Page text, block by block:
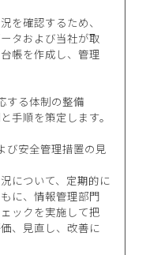
を確認するため、
タおよび当社が取
帳を作成し、管理
する体制の整備
手順を策定します。
び安全管理措置の見
について、定期的に
に、情報管理部門
ックを実施して把
、見直し、改善に